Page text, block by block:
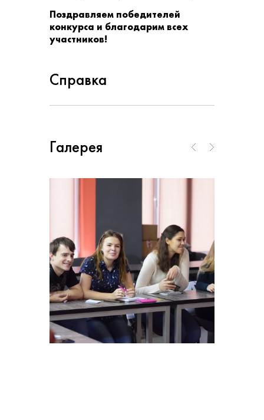
Поздравляем победителей
конкурса и благодарим всех
участников!
Справка
Галерея